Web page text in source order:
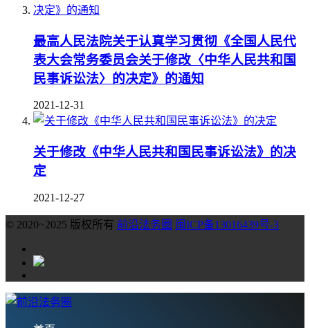
最高人民法院关于认真学习贯彻《全国人民代
表大会常务委员会关于修改〈中华人民共和国
民事诉讼法〉的决定》的通知
2021-12-31
关于修改《中华人民共和国民事诉讼法》的决
定
2021-12-27
© 2020~2025 版权所有 前沿法务圈 闽ICP备13016439号-3